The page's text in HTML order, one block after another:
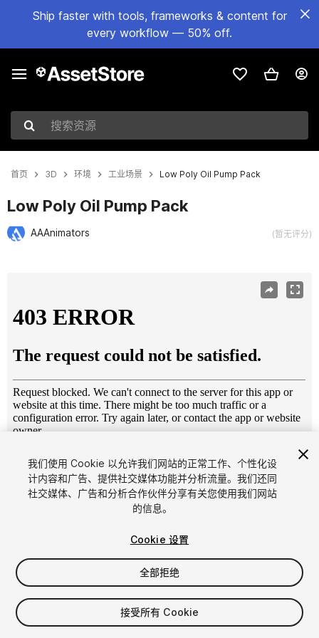
Ship faster with tools, frameworks & content for
every workflow — 50% off.
搜索资源
首页 3D 环境 工业场景 Low Poly Oil Pump Pack
Low Poly Oil Pump Pack
AAAnimators (暂无评分)
1/15
$89.99
增值税将在结算时计算
我们使用 Cookie 以允许我们网站的正常工作、个性化设
计内容和广告、提供社交媒体功能并分析流量。我们还同
社交媒体、广告和分析合作伙伴分享有关您使用我们网站
的信息。
Cookie 设置
全部拒绝
接受所有 Cookie